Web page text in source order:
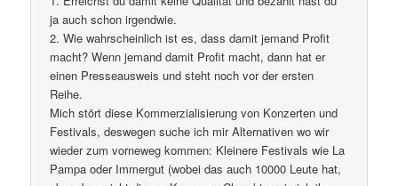
ja auch schon irgendwie.
2. Wie wahrscheinlich ist es, dass damit jemand Profit
macht? Wenn jemand damit Profit macht, dann hat er
einen Presseausweis und steht noch vor der ersten
Reihe.
Mich stört diese Kommerzialisierung von Konzerten und
Festivals, deswegen suche ich mir Alternativen wo wir
wieder zum vorneweg kommen: Kleinere Festivals wie La
Pampa oder Immergut (wobei das auch 10000 Leute hat,